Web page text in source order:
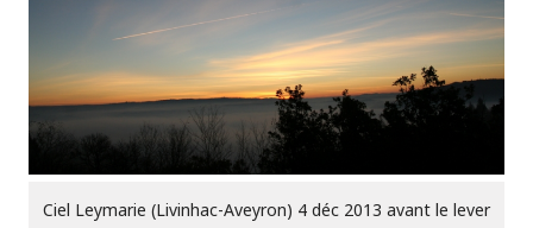
Ciel Leymarie (Livinhac-Aveyron) 4 déc 2013 avant le lever